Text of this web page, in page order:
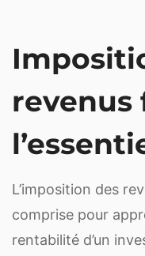
revenus
L’imposition des
comprise pour
rentabilité d’un